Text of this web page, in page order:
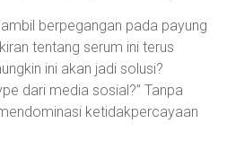
berpegangan pada payung
tentang serum ini terus
ini akan jadi solusi?
dari media sosial?” Tanpa
ketidakpercayaan